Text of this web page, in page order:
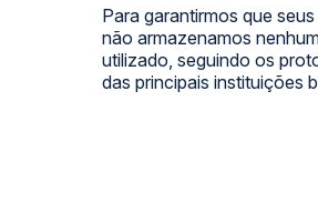
Para garantirmos que
não armazenamos
utilizado, seguindo os
das principais instituições